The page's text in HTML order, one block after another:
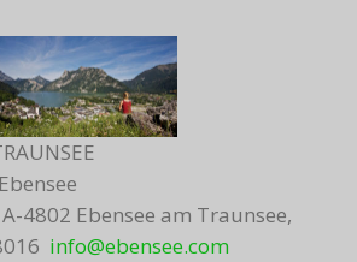
4802 Ebensee am Traunsee,
info@ebensee.com